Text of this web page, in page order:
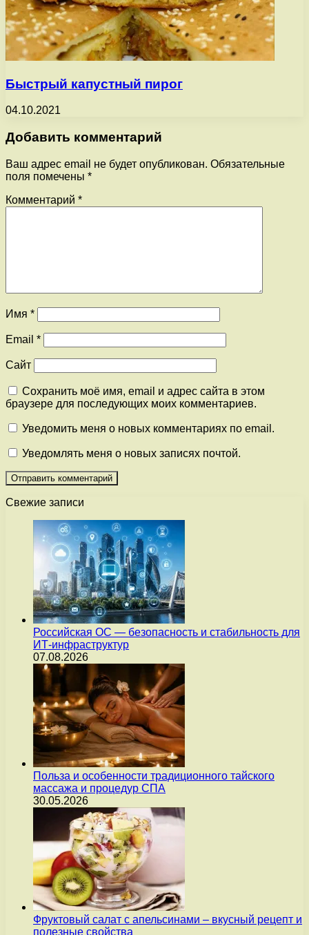
Быстрый капустный пирог
04.10.2021
Добавить комментарий
Ваш адрес email не будет опубликован. Обязательные
поля помечены *
Комментарий *
Имя *
Email *
Сайт
Сохранить моё имя, email и адрес сайта в этом
браузере для последующих моих комментариев.
Уведомить меня о новых комментариях по email.
Уведомлять меня о новых записях почтой.
Свежие записи
Российская ОС — безопасность и стабильность для
ИТ-инфраструктур
07.08.2026
Польза и особенности традиционного тайского
массажа и процедур СПА
30.05.2026
Фруктовый салат с апельсинами – вкусный рецепт и
полезные свойства